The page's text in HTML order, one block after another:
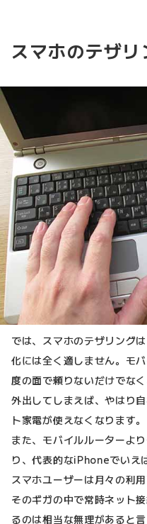
スマホのテザ
では、スマホのテザリング
化には全く適しません。モ
度の面で頼りないだけでな
外出してしまえば、やはり
ト家電が使えなくなります。
また、モバイルルーターよ
り、代表的なiPhoneでいえ
スマホユーザーは月々の利
そのギガの中で常時ネット
るのは相当な無理があると言